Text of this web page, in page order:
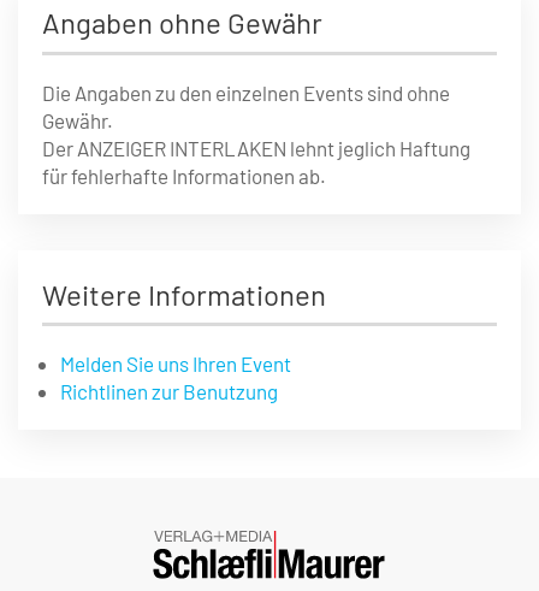
Angaben ohne Gewähr
Die Angaben zu den einzelnen Events sind ohne
Gewähr.
Der ANZEIGER INTERLAKEN lehnt jeglich Haftung
für fehlerhafte Informationen ab.
Weitere Informationen
Melden Sie uns Ihren Event
Richtlinen zur Benutzung